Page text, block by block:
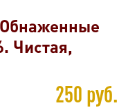
Чистая,
250 руб.